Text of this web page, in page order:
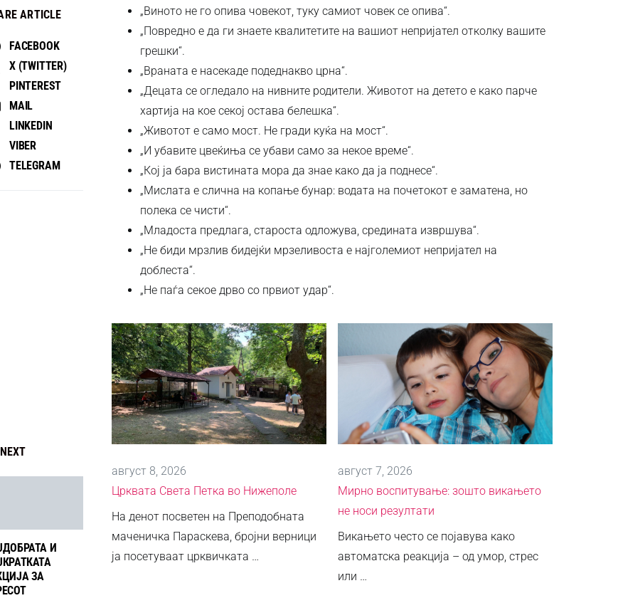
И
ЗА
ARTICLE
FACEBOOK
X (TWITTER)
PINTEREST
MAIL
LINKEDIN
VIBER
TELEGRAM
„Виното не го опива човекот, туку самиот човек се опива“.
„Повредно е да ги знаете квалитетите на вашиот непријател отколку вашите
грешки“.
„Враната е насекаде подеднакво црна“.
„Децата се огледало на нивните родители. Животот на детето е како парче
хартија на кое секој остава белешка“.
„Животот е само мост. Не гради куќа на мост“.
„И убавите цвеќиња се убави само за некое време“.
„Кој ја бара вистината мора да знае како да ја поднесе“.
„Мислата е слична на копање бунар: водата на почетокот е заматена, но
полека се чисти“.
„Младоста предлага, староста одложува, средината извршува“.
„Не биди мрзлив бидејќи мрзеливоста е најголемиот непријател на
доблеста“.
„Не паѓа секое дрво со првиот удар“.
август 8, 2026
Црквата Света Петка во Нижеполе
На денот посветен на Преподобната
маченичка Параскева, бројни верници
ја посетуваат црквичката …
август 7, 2026
Мирно воспитување: зошто викањето
не носи резултати
Викањето често се појавува како
автоматска реакција – од умор, стрес
или …